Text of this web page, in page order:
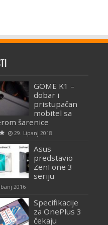
GOME K1 –
dobar i
pristupačan
mobitel sa
šarenice
29. Lipanj 2018
Asus
predstavio
ZenFone 3
seriju
2016
Specifikacije
za OnePlus 3
čekaju